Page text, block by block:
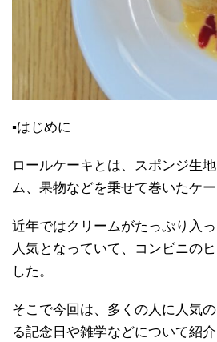
▪はじめに
ロールケーキとは、スポンジ生
ム、果物などを乗せて巻いたケー
近年ではクリームがたっぷり入
人気となっていて、コンビニの
した。
そこで今回は、多くの人に人気
る記念日や雑学などについて紹